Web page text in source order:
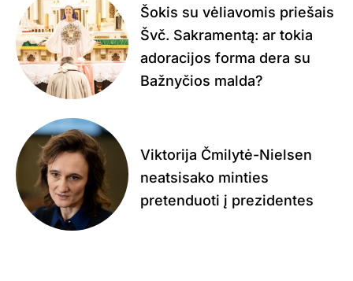
Šokis su vėliavomis priešais
Švč. Sakramentą: ar tokia
adoracijos forma dera su
Bažnyčios malda?
Viktorija Čmilytė-Nielsen
neatsisako minties
pretenduoti į prezidentes